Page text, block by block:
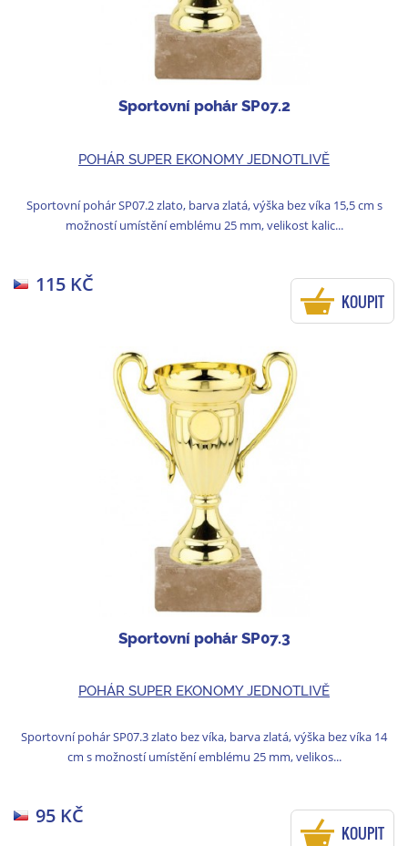
Sportovní pohár SP07.2
POHÁR SUPER EKONOMY JEDNOTLIVĚ
Sportovní pohár SP07.2 zlato, barva zlatá, výška bez víka 15,5 cm s
možností umístění emblému 25 mm, velikost kalic...
115 KČ
KOUPIT
Sportovní pohár SP07.3
POHÁR SUPER EKONOMY JEDNOTLIVĚ
Sportovní pohár SP07.3 zlato bez víka, barva zlatá, výška bez víka 14
cm s možností umístění emblému 25 mm, velikos...
95 KČ
KOUPIT